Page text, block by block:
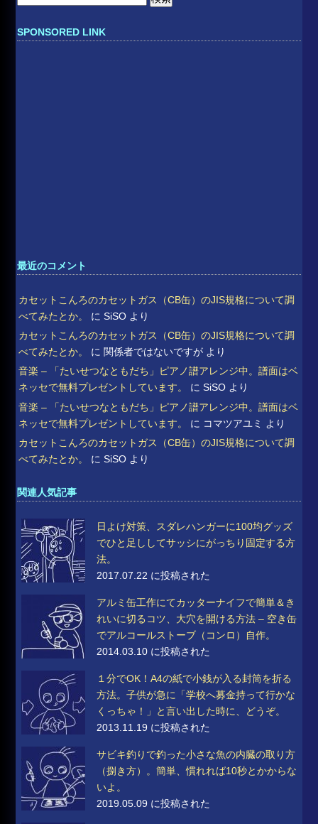
SPONSORED LINK
最近のコメント
カセットこんろのカセットガス（CB缶）のJIS規格について調
べてみたとか。
にSiSO より
カセットこんろのカセットガス（CB缶）のJIS規格について調
べてみたとか。
に 関係者ではないですが より
音楽 – 「たいせつなともだち」ピアノ譜アレンジ中。譜面はベ
ネッセで無料プレゼントしています。
にSiSO より
音楽 – 「たいせつなともだち」ピアノ譜アレンジ中。譜面はベ
ネッセで無料プレゼントしています。
に コマツアユミ
より
カセットこんろのカセットガス（CB缶）のJIS規格について調
べてみたとか。
にSiSO より
関連人気記事
日よけ対策、スダレハンガーに100均グッズ
でひと足ししてサッシにがっちり固定する方
法。
2017.07.22 に投稿された
アルミ缶工作にてカッターナイフで簡単＆き
れいに切るコツ、大穴を開ける方法 – 空き缶
でアルコールストーブ（コンロ）自作。
2014.03.10 に投稿された
１分でOK！A4の紙で小銭が入る封筒を折る
方法。子供が急に「学校へ募金持って行かな
くっちゃ！」と言い出した時に、どうぞ。
2013.11.19 に投稿された
サビキ釣りで釣った小さな魚の内臓の取り方
（捌き方）。簡単、慣れれば10秒とかからな
いよ。
2019.05.09 に投稿された